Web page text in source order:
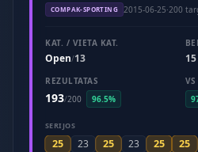
COMPAK-SPORTING 2015-06-25·200
KAT. / VIETA KAT.
Open/13 15
REZULTATAS
193/200 96.5%
SERIJOS
25 23 25 23 25 25